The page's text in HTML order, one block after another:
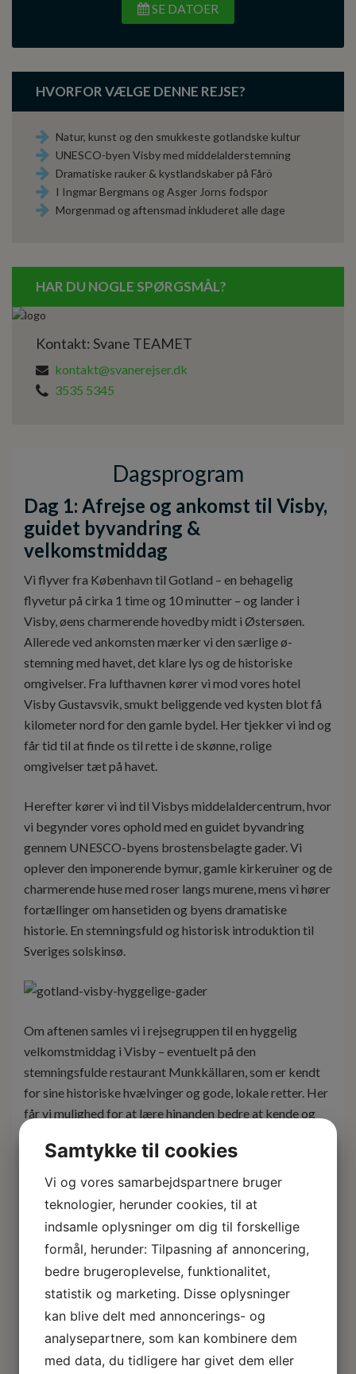
SE DATOER
HVORFOR VÆLGE DENNE REJSE?
Natur, kunst og den smukkeste gotlandske kultur
UNESCO-byen Visby med middelalderstemning
Dramatiske rauker & kystlandskaber på Fårö
I Ingmar Bergmans og Asger Jorns fodspor
Morgenmad og aftensmad inkluderet alle dage
HAR DU NOGLE SPØRGSMÅL?
Kontakt: Svane TEAMET
kontakt@svanerejser.dk
3535 5345
Dagsprogram
Dag 1: Afrejse og ankomst til Visby,
guidet byvandring &
velkomstmiddag
Vi flyver fra København til Gotland – en behagelig
flyvetur på cirka 1 time og 10 minutter – og lander i
Visby, øens charmerende hovedby midt i Østersøen.
Allerede ved ankomsten mærker vi den særlige ø-
stemning med havet, det klare lys og de historiske
omgivelser. Fra lufthavnen kører vi mod vores hotel
Visby Gustavsvik, smukt beliggende ved kysten blot få
kilometer nord for den gamle bydel. Her tjekker vi ind og
får tid til at finde os til rette i de skønne, rolige
omgivelser tæt på havet.
Herefter kører vi ind til Visbys middelaldercentrum, hvor
vi begynder vores ophold med en guidet byvandring
gennem UNESCO-byens brostensbelagte gader. Vi
oplever den imponerende bymur, gamle kirkeruiner og de
charmerende huse med roser langs murene, mens vi hører
fortællinger om hansetiden og byens dramatiske
historie. En stemningsfuld og historisk introduktion til
Sveriges solskinsø.
Om aftenen samles vi i rejsegruppen til en hyggelig
velkomstmiddag i Visby – eventuelt på den
stemningsfulde restaurant Munkkällaren, som er kendt
for sine historiske hvælvinger og gode, lokale retter. Her
får vi mulighed for at lære hinanden bedre at kende og
Overnatning:
Visby Gustavsvik
Inkluderede måltider: Velkomstmiddag
Dag 2: Heldagsudflugt til Fårö med
Bergman Center, vandreture &
rauker
Efter morgenmad kører vi nordpå gennem det smukke
gotlandske landskab og tager færgen over til Fårö – en ø,
der er kendt for sit helt særlige lys, sine vide horisonter
Samtykke til cookies
Vi og vores samarbejdspartnere bruger
teknologier, herunder cookies, til at
indsamle oplysninger om dig til forskellige
formål, herunder: Tilpasning af annoncering,
bedre brugeroplevelse, funktionalitet,
statistik og marketing. Disse oplysninger
kan blive delt med annoncerings- og
analysepartnere, som kan kombinere dem
med data, du tidligere har givet dem eller